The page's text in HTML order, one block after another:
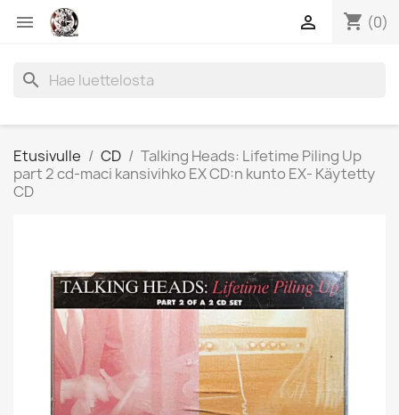
 shopping_cart (0)

search
Etusivulle CD
Talking Heads: Lifetime Piling Up
part 2 cd-maci kansivihko EX CD:n kunto EX- Käytetty
CD